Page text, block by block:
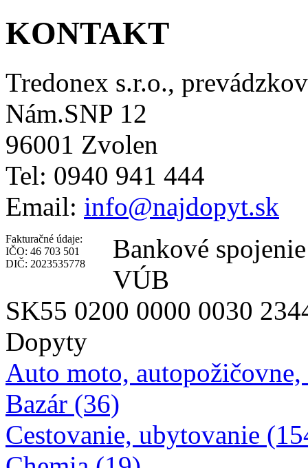
KONTAKT
Tredonex s.r.o.,
Nám.SNP 12
96001 Zvolen
Tel: 0940 941 444
Email: info@najdopyt.sk
Fakturačné údaje:
IČO: 46 703 501
DIČ: 2023535778
Bankové
VÚB
SK55 0200 0000 0030
Dopyty
Auto moto,
Bazár (36)
Cestovanie, ubytovanie